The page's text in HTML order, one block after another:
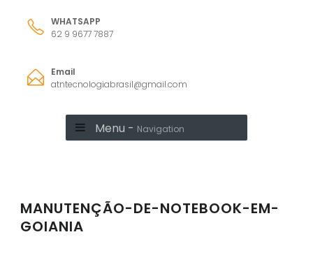
WHATSAPP
62 9 9677 7887
Email
atntecnologiabrasil@gmail.com
Menu - Navigation
MANUTENÇÃO-DE-NOTEBOOK-EM-
GOIANIA